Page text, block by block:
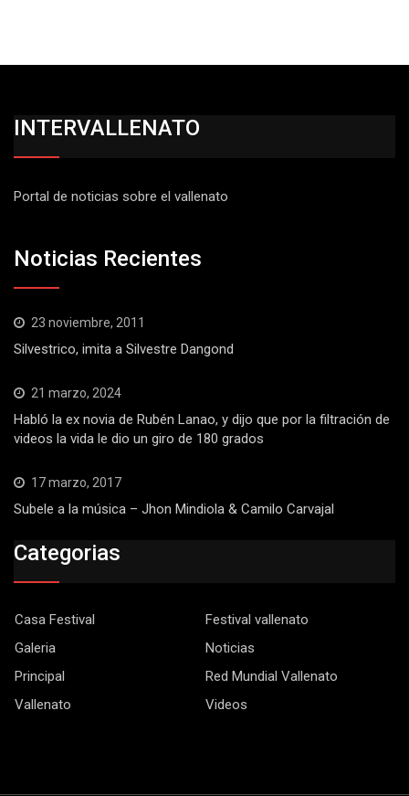
INTERVALLENATO
Portal de noticias sobre el vallenato
Noticias Recientes
23 noviembre, 2011
Silvestrico, imita a Silvestre Dangond
21 marzo, 2024
Habló la ex novia de Rubén Lanao, y dijo que por la filtración de
videos la vida le dio un giro de 180 grados
17 marzo, 2017
Subele a la música – Jhon Mindiola & Camilo Carvajal
Categorias
Casa Festival
Festival vallenato
Galeria
Noticias
Principal
Red Mundial Vallenato
Vallenato
Videos